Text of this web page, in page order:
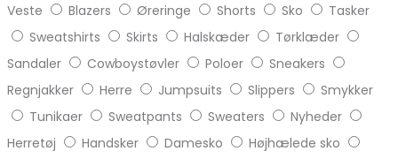
Veste
Blazers Øreringe Shorts Sko
Tasker
Sweatshirts
Skirts Halskæder
Tørklæder
Sandaler
Cowboystøvler Poloer
Sneakers
Regnjakker
Herre Jumpsuits Slippers
Smykker
Tunikaer
Sweatpants Sweaters
Nyheder
Herretøj
Handsker Damesko
Højhælede sko